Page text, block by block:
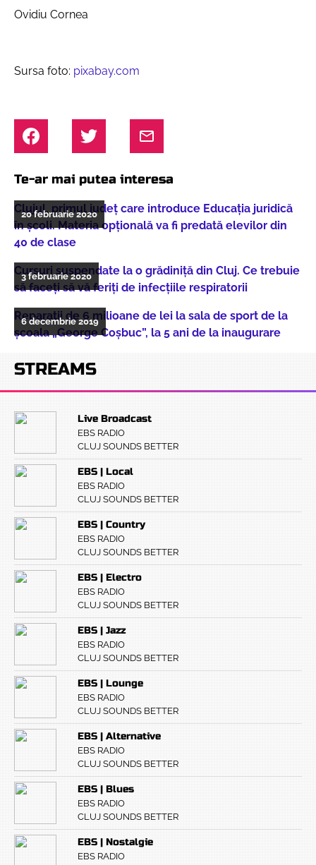
Ovidiu Cornea
Sursa foto: pixabay.com
Te-ar mai putea interesa
Clujul, primul județ care introduce Educația juridică
în școli. Materia opțională va fi predată elevilor din
40 de clase
20 februarie 2020
Cursuri suspendate la o grădiniță din Cluj. Ce trebuie
să faceți să vă feriți de infecțiile respiratorii
3 februarie 2020
Reparații de 6 milioane de lei la sala de sport de la
școala „George Coșbuc”, la 5 ani de la inaugurare
6 decembrie 2019
STREAMS
Live Broadcast
EBS RADIO
CLUJ SOUNDS BETTER
EBS | Local
EBS RADIO
CLUJ SOUNDS BETTER
EBS | Country
EBS RADIO
CLUJ SOUNDS BETTER
EBS | Electro
EBS RADIO
CLUJ SOUNDS BETTER
EBS | Jazz
EBS RADIO
CLUJ SOUNDS BETTER
EBS | Lounge
EBS RADIO
CLUJ SOUNDS BETTER
EBS | Alternative
EBS RADIO
CLUJ SOUNDS BETTER
EBS | Blues
EBS RADIO
CLUJ SOUNDS BETTER
EBS | Nostalgie
EBS RADIO